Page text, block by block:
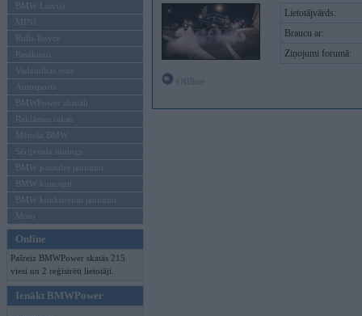
BMW Latvijā
MINI
Rolls-Royce
Pasākumi
Vadāmības tests
Autosports
BMWPower aktuāli
Reklāmas raksti
Mēneša BMW
Sērijveida tūnings
BMW pasaules jaunumi
BMW koncepti
BMW konkurentu jaunumi
Moto
Online
Pašreiz BMWPower skatās 215
viesi un 2 reģistrēti lietotāji.
Ienākt BMWPower
Lietotājvārds:
Braucu ar:
Ziņojumi forumā: